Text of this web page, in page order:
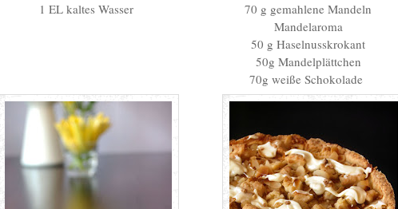
1 EL kaltes Wasser
70 g gemahlene Mandeln
Mandelaroma
50 g Haselnusskrokant
50g Mandelplättchen
70g weiße Schokolade